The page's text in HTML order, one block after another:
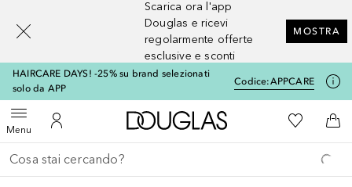
Scarica ora l'app
Douglas e ricevi
regolarmente offerte
esclusive e sconti
MOSTRA
HAIRCARE DAYS! -25% su brand selezionati
solo da APP
Codice:APPCARE
MenuApri menuAl Mio Account
A Douglas HomeAlla Mia
Al
Torna indietro
Esegui ricerca
[navigation.slideout.screenreader]